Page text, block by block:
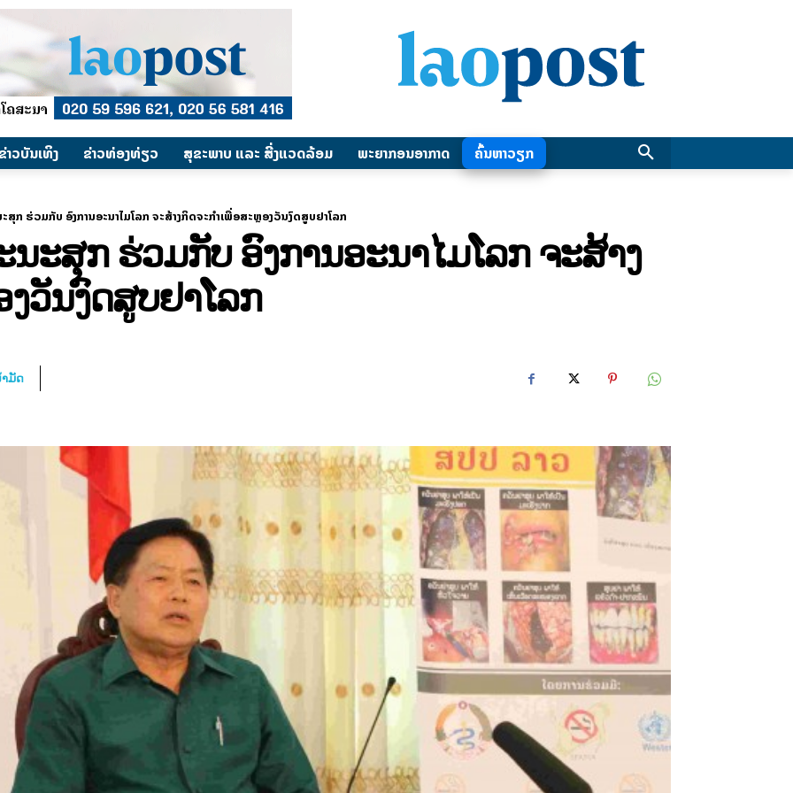
າວບັນເທິງ ​ຂ່າວທ່ອງທ່ຽວ ສຸຂະພາບ ແລະ ສີ່ງແວດລ້ອມ ພະຍາກອນອາກາດ ຄົ້ນຫາວຽກ
ສຸກ ຮ່ວມກັບ ອົງການອະນາໄມໂລກ ຈະສ້າງກິດຈະກໍາເພື່ອສະຫຼອງວັນງົດສູບຢາໂລກ
ະສຸກ ຮ່ວມກັບ ອົງການອະນາໄມໂລກ ຈະສ້າງ
ວັນງົດສູບຢາໂລກ
ມັດ